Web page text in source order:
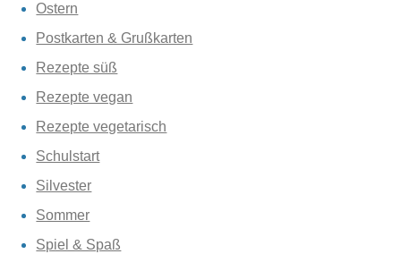
Ostern
Postkarten & Grußkarten
Rezepte süß
Rezepte vegan
Rezepte vegetarisch
Schulstart
Silvester
Sommer
Spiel & Spaß